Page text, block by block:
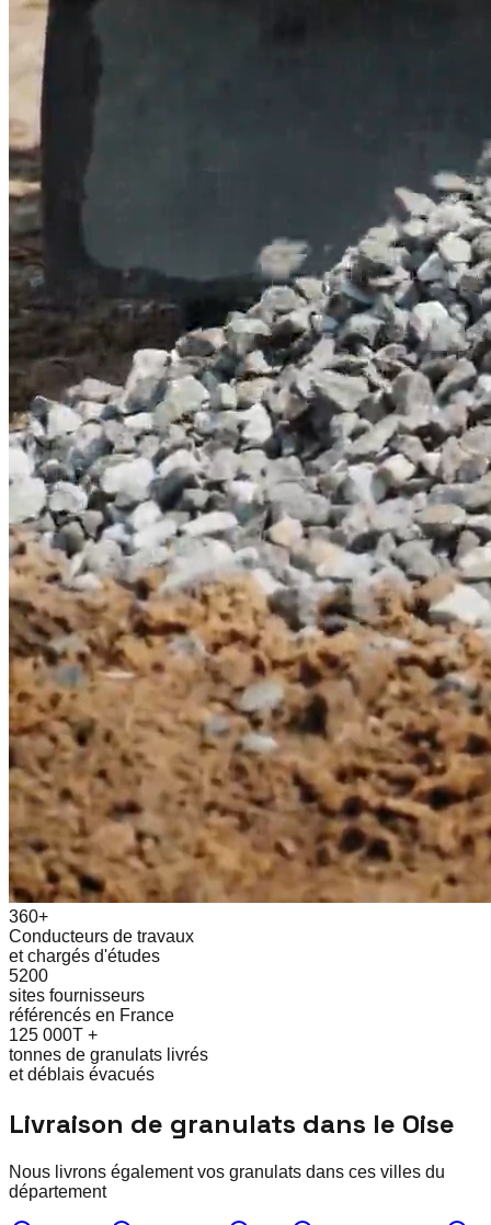
360+
Conducteurs de travaux
et chargés d'études
5200
sites fournisseurs
référencés en France
125 000T +
tonnes de granulats livrés
et déblais évacués
Livraison de granulats dans le Oise
Nous livrons également vos granulats dans ces villes du
département